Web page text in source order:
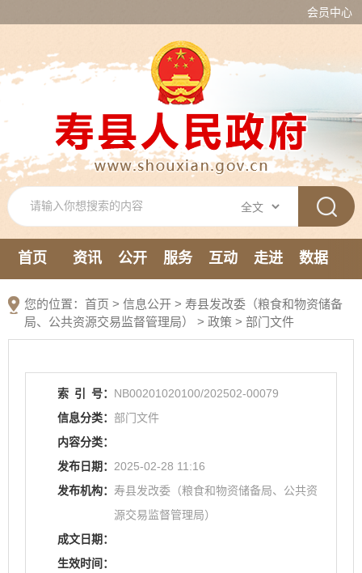
会员中心
首页 资讯 公开 服务 互动 走进
数据
您的位置： 首页 > 信息公开 > 寿县发改委（粮食和物资储备
局、公共资源交易监督管理局） > 政策 > 部门文件
索 引 号： NB00201020100/202502-00079
信息分类： 部门文件
内容分类：
发布日期： 2025-02-28 11:16
发布机构： 寿县发改委（粮食和物资储备局、公共资
源交易监督管理局）
成文日期：
生效时间：